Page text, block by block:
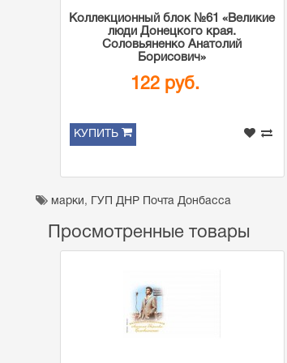
Коллекционный блок №61 «Великие
люди Донецкого края.
Соловьяненко Анатолий
Борисович»
122 руб.
КУПИТЬ
марки, ГУП ДНР Почта Донбасса
Просмотренные товары